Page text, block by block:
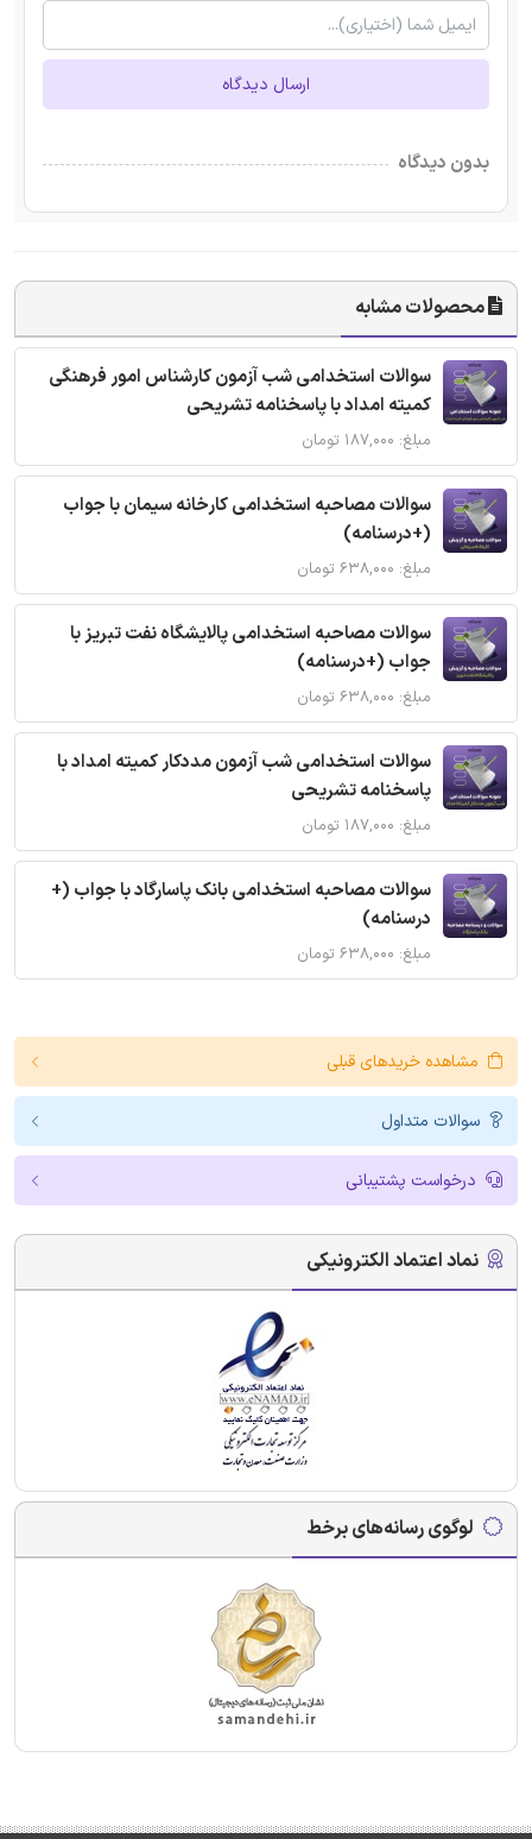
ارسال دیدگاه
بدون دیدگاه
محصولات مشابه
سوالات استخدامی شب آزمون کارشناس امور فرهنگی
کمیته امداد با پاسخنامه تشریحی
مبلغ: ۱۸۷,۰۰۰ تومان
سوالات مصاحبه استخدامی کارخانه سیمان با جواب
(+درسنامه)
مبلغ: ۶۳۸,۰۰۰ تومان
سوالات مصاحبه استخدامی پالایشگاه نفت تبریز با
جواب (+درسنامه)
مبلغ: ۶۳۸,۰۰۰ تومان
سوالات استخدامی شب آزمون مددکار کمیته امداد با
پاسخنامه تشریحی
مبلغ: ۱۸۷,۰۰۰ تومان
سوالات مصاحبه استخدامی بانک پاسارگاد با جواب (+
درسنامه)
مبلغ: ۶۳۸,۰۰۰ تومان
مشاهده خریدهای قبلی
سوالات متداول
درخواست پشتیبانی
نماد اعتماد الکترونیکی
لوگوی رسانه‌های برخط